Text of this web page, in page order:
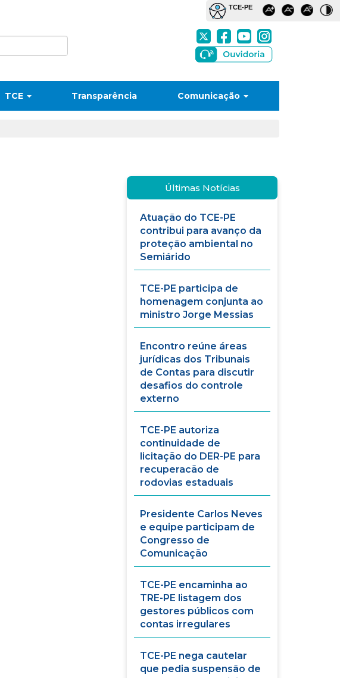
TCE Transparência Comunicação
Últimas Notícias
Atuação do TCE-PE
contribui para avanço da
proteção ambiental no
Semiárido
TCE-PE participa de
homenagem conjunta ao
ministro Jorge Messias
Encontro reúne áreas
jurídicas dos Tribunais
de Contas para discutir
desafios do controle
externo
TCE-PE autoriza
continuidade de
licitação do DER-PE para
recuperacão de
rodovias estaduais
Presidente Carlos Neves
e equipe participam de
Congresso de
Comunicação
TCE-PE encaminha ao
TRE-PE listagem dos
gestores públicos com
contas irregulares
TCE-PE nega cautelar
que pedia suspensão de